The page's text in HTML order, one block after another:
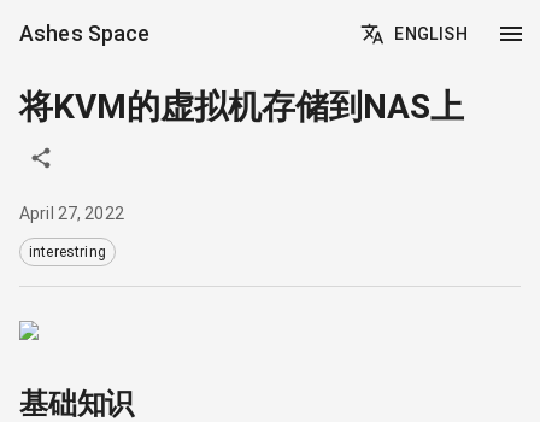
Ashes Space ENGLISH
将KVM的虚拟机存储到NAS上
April 27, 2022
interestring
基础知识